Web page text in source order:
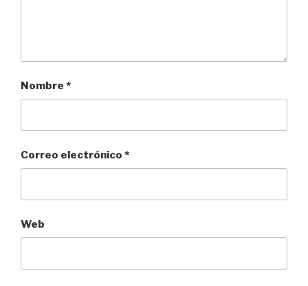
Nombre *
Correo electrónico *
Web